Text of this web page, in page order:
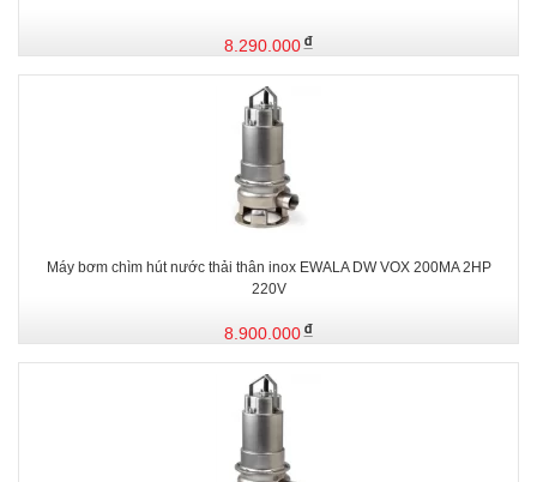
8.290.000
Máy bơm chìm hút nước thải thân inox EWALA DW VOX 200MA 2HP
220V
8.900.000